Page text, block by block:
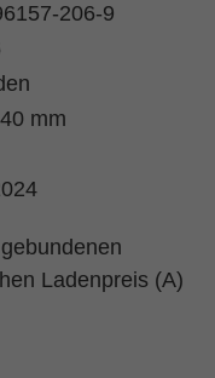
206-9
mm
Ladenpreis (A)